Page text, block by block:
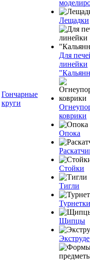
Гончарные
круги
Лещадки
Для
линейки
коврики
Опока
Стойки
Тигли
Турнетки
Щипцы